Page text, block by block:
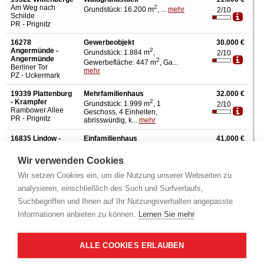
Wir verwenden Cookies
Wir setzen Cookies ein, um die Nutzung unserer Webseiten zu
analysieren, einschließlich des Such und Surfverlaufs,
Suchbegriffen und Ihnen auf Ihr Nutzungsverhalten angepasste
Informationen anbieten zu können. Lernen Sie mehr
ALLE COOKIES ERLAUBEN
Am Weg nach
Schilde
PR - Prignitz
Grundstück: 16.200 m2, ... mehr
2/10
16278
Angermünde -
Angermünde
Berliner Tor
PZ - Uckermark
Gewerbeobjekt
Grundstück: 1.884 m2,
Gewerbefläche: 447 m2, Ga...
mehr
30.000 €
2/10
19339 Plattenburg
- Krampfer
Rambower Allee
PR - Prignitz
Mehrfamilienhaus
Grundstück: 1.999 m2, 1
Geschoss, 4 Einheiten,
abrisswürdig, k... mehr
32.000 €
2/10
16835 Lindow -
Kramnitzer Weg
KY - Ostprignitz-
Ruppin
Einfamilienhaus
Geschoss, teilunterkellert,
Carport, i...mehr
41.000 €
19339 Plattenburg
- Ponitz
Ponitzer Str.
PR - Prignitz
Wohnhaus
Grundstück: 2.839 m ,
Wohnfläche: 128 m
, 1 Ges...
mehr
2/10
Aufteilungsplan Nr. 2, Grundstück: